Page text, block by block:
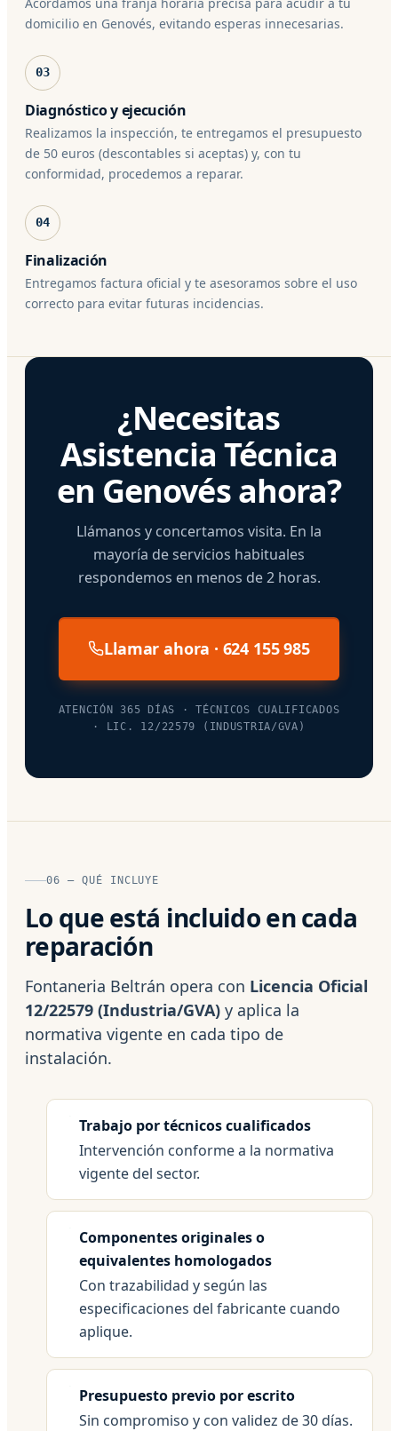
domicilio en Genovés, evitando esperas innecesarias.
03
Diagnóstico y ejecución
Realizamos la inspección, te entregamos el presupuesto
de 50 euros (descontables si aceptas) y, con tu
conformidad, procedemos a reparar.
04
Finalización
Entregamos factura oficial y te asesoramos sobre el uso
correcto para evitar futuras incidencias.
¿Necesitas
Asistencia Técnica
en Genovés ahora?
Llámanos y concertamos visita. En la
mayoría de servicios habituales
respondemos en menos de 2 horas.
Llamar ahora · 624 155 985
ATENCIÓN 365 DÍAS · TÉCNICOS CUALIFICADOS
· LIC. 12/22579 (INDUSTRIA/GVA)
06 — QUÉ INCLUYE
Lo que está incluido en cada
reparación
Fontaneria Beltrán opera con Licencia Oficial
12/22579 (Industria/GVA) y aplica la
normativa vigente en cada tipo de
instalación.
Trabajo por técnicos cualificados
Intervención conforme a la normativa
vigente del sector.
Componentes originales o
equivalentes homologados
Con trazabilidad y según las
especificaciones del fabricante cuando
aplique.
Presupuesto previo por escrito
Sin compromiso y con validez de 30 días.